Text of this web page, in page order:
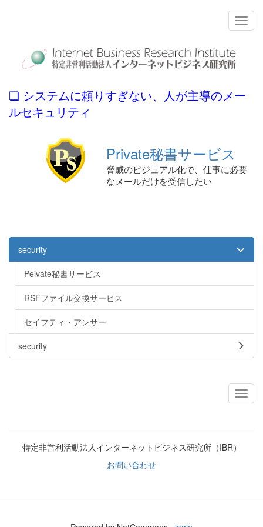
❏ システムに頼りすぎない、人が主導のメー
ルセキュリティ
Private秘書サービス
脅威のビジュアル化で、仕事に必要
なメールだけを受信したい
security
Peivate秘書サービス
RSFファイル交換サービス
セイフティ・アンサー
security
特定非営利活動法人インターネットビジネス研究所（IBR）
お問い合わせ